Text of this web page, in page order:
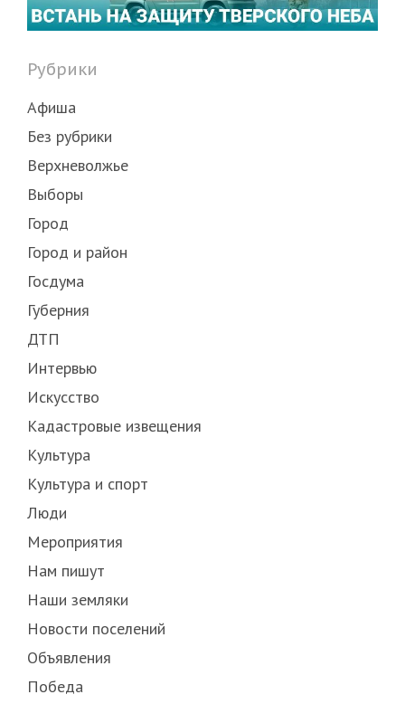
Рубрики
Афиша
Без рубрики
Верхневолжье
Выборы
Город
Город и район
Госдума
Губерния
ДТП
Интервью
Искусство
Кадастровые извещения
Культура
Культура и спорт
Люди
Мероприятия
Нам пишут
Наши земляки
Новости поселений
Объявления
Победа